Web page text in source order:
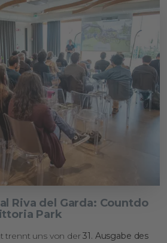
Riva del Garda: Countdo
Park
trennt uns von der31. Ausgabe des